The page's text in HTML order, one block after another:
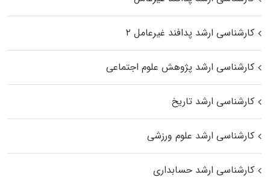
کارشناسی ارشد پدافند غیرعامل ۲
کارشناسی ارشد پژوهش علوم اجتماعی
کارشناسی ارشد تاریخ
کارشناسی ارشد علوم ورزشی
کارشناسی ارشد حسابداری